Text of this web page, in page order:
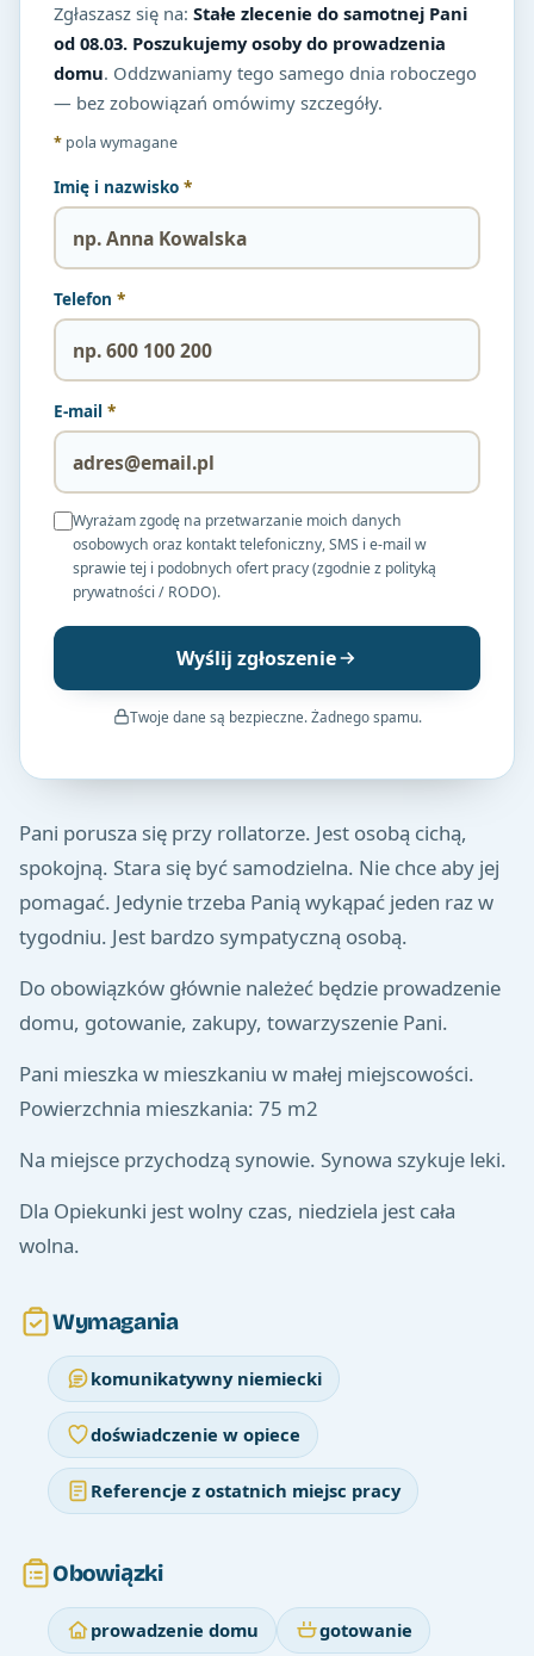
Zgłaszasz się na: Stałe zlecenie do samotnej Pani
od 08.03. Poszukujemy osoby do prowadzenia
domu. Oddzwaniamy tego samego dnia roboczego
— bez zobowiązań omówimy szczegóły.
* pola wymagane
Imię i nazwisko *
Telefon *
E-mail *
Wyrażam zgodę na przetwarzanie moich danych
osobowych oraz kontakt telefoniczny, SMS i e-mail w
sprawie tej i podobnych ofert pracy (zgodnie z polityką
prywatności / RODO).
Wyślij zgłoszenie
Twoje dane są bezpieczne. Żadnego spamu.
Pani porusza się przy rollatorze. Jest osobą cichą,
spokojną. Stara się być samodzielna. Nie chce aby jej
pomagać. Jedynie trzeba Panią wykąpać jeden raz w
tygodniu. Jest bardzo sympatyczną osobą.
Do obowiązków głównie należeć będzie prowadzenie
domu, gotowanie, zakupy, towarzyszenie Pani.
Pani mieszka w mieszkaniu w małej miejscowości.
Powierzchnia mieszkania: 75 m2
Na miejsce przychodzą synowie. Synowa szykuje leki.
Dla Opiekunki jest wolny czas, niedziela jest cała
wolna.
Wymagania
komunikatywny niemiecki
doświadczenie w opiece
Referencje z ostatnich miejsc pracy
Obowiązki
prowadzenie domu gotowanie